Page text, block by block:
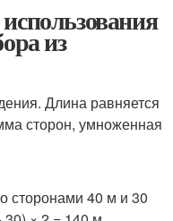
из
Длина равняется
сторон, умноженная
сторонами 40 м и 30